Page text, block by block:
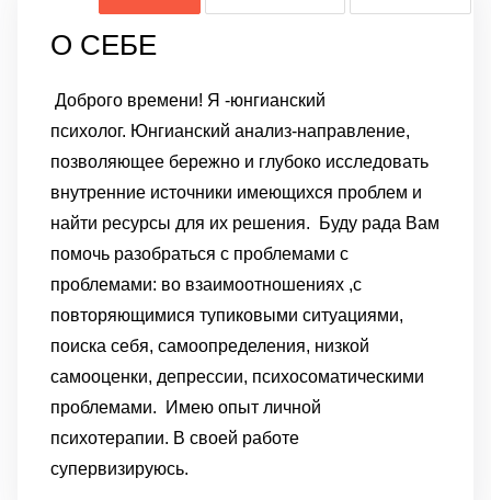
О СЕБЕ
Доброго времени! Я -юнгианский
психолог. Юнгианский анализ-направление,
позволяющее бережно и глубоко исследовать
внутренние источники имеющихся проблем и
найти ресурсы для их решения.
Буду рада Вам
помочь разобраться с проблемами с
проблемами: во взаимоотношениях ,с
повторяющимися тупиковыми ситуациями,
поиска себя, самоопределения, низкой
самооценки, депрессии, психосоматическими
проблемами.
Имею опыт личной
психотерапии. В своей работе
супервизируюсь.